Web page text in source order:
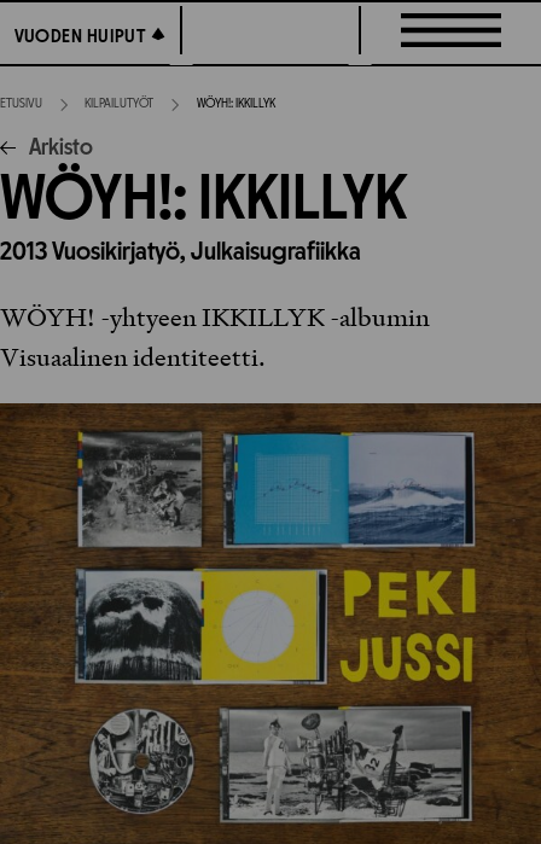
suoraan
sisältöön
VUODEN HUIPUT
VUODEN HUIPUT
ETUSIVU KILPAILUTYÖT WÖYH!: IKKILLYK
Arkisto
WÖYH!: IKKILLYK
2013Vuosikirjatyö, Julkaisugrafiikka
WÖYH! -yhtyeen IKKILLYK -albumin
Visuaalinen identiteetti.